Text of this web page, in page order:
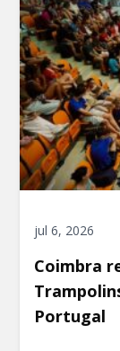
jul 6, 2026
Coimbra
Portugal